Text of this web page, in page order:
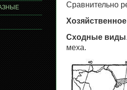
Сравнительно
Сходные виды
меха.